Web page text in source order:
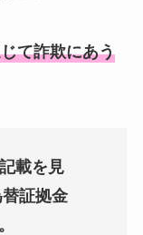
て詐欺にあう
載を見
証拠金